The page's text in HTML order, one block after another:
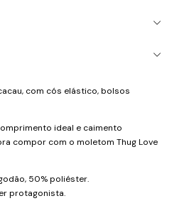
com cós elástico, bolsos
ideal e caimento
compor com o moletom Thug Love
50% poliéster.
protagonista.